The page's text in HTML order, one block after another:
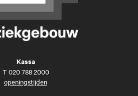
Kassa
T 020 788 2000
openingstijden